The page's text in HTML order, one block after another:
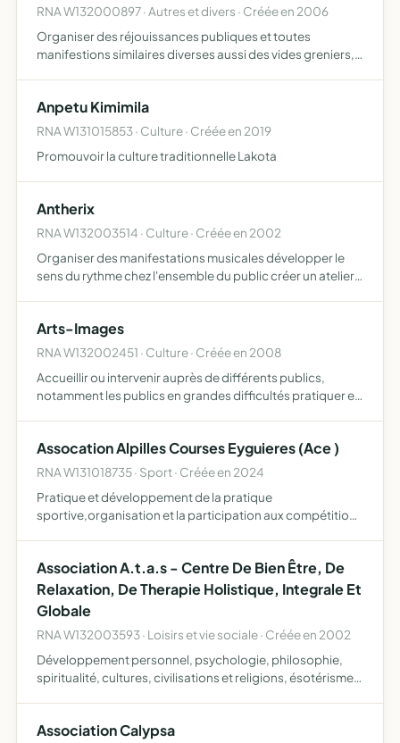
RNA W132000897 · Autres et divers · Créée en 2006
Organiser des réjouissances publiques et toutes
manifestions similaires diverses aussi des vides greniers,
Anpetu Kimimila
RNA W131015853 · Culture · Créée en 2019
Promouvoir la culture traditionnelle Lakota
Antherix
RNA W132003514 · Culture · Créée en 2002
Organiser des manifestations musicales développer le
sens du rythme chez l'ensemble du public créer un atelier
Arts-Images
RNA W132002451 · Culture · Créée en 2008
Accueillir ou intervenir auprès de différents publics,
notamment les publics en grandes difficultés pratiquer et
Assocation Alpilles Courses Eyguieres (Ace )
RNA W131018735 · Sport · Créée en 2024
Pratique et développement de la pratique
sportive,organisation et la participation aux compétitions
promotion et le…
Association A.t.a.s - Centre De Bien Être, De
Relaxation, De Therapie Holistique, Integrale Et
Globale
RNA W132003593 · Loisirs et vie sociale · Créée en 2002
Développement personnel, psychologie, philosophie,
spiritualité, cultures, civilisations et religions, ésotérisme,
Association Calypsa